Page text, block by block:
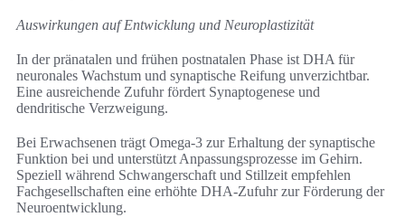
Auswirkungen auf Entwicklung und Neuroplastizität
In der pränatalen und frühen postnatalen Phase ist DHA für
neuronales Wachstum und synaptische Reifung unverzichtbar.
Eine ausreichende Zufuhr fördert Synaptogenese und
dendritische Verzweigung.
Bei Erwachsenen trägt Omega-3 zur Erhaltung der synaptische
Funktion bei und unterstützt Anpassungsprozesse im Gehirn.
Speziell während Schwangerschaft und Stillzeit empfehlen
Fachgesellschaften eine erhöhte DHA-Zufuhr zur Förderung der
Neuroentwicklung.